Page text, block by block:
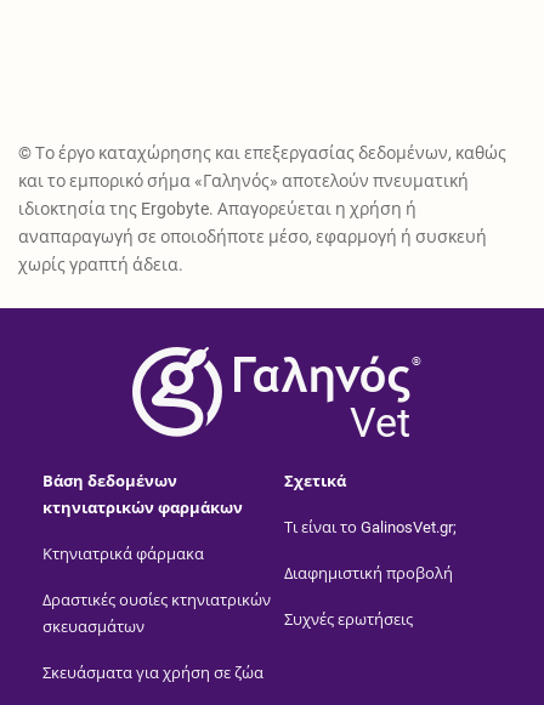
© Το έργο καταχώρησης και επεξεργασίας δεδομένων, καθώς
και το εμπορικό σήμα «Γαληνός» αποτελούν πνευματική
ιδιοκτησία της Ergobyte. Απαγορεύεται η χρήση ή
αναπαραγωγή σε οποιοδήποτε μέσο, εφαρμογή ή συσκευή
χωρίς γραπτή άδεια.
®
Vet
Βάση δεδομένων
κτηνιατρικών φαρμάκων
Κτηνιατρικά φάρμακα
Δραστικές ουσίες κτηνιατρικών
σκευασμάτων
Σκευάσματα για χρήση σε ζώα
Σχετικά
Τι είναι το GalinosVet.gr;
Διαφημιστική προβολή
Συχνές ερωτήσεις